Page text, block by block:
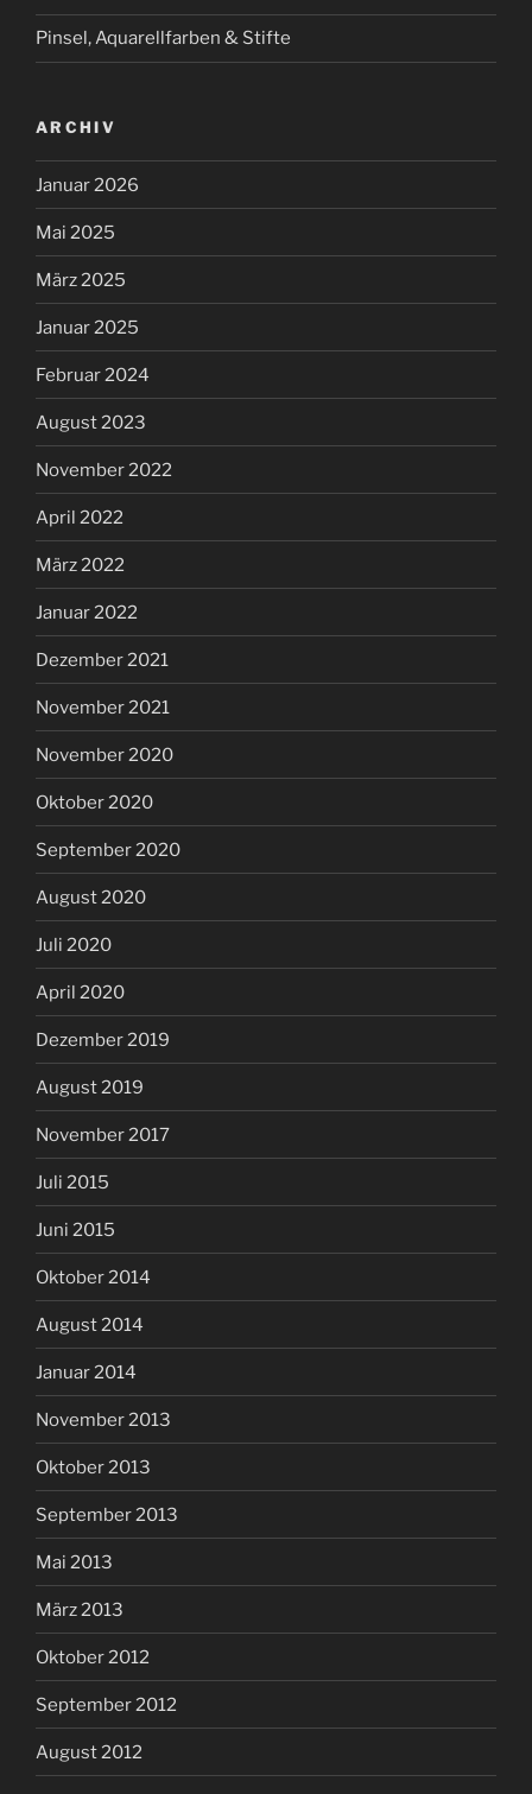
Pinsel, Aquarellfarben & Stifte
ARCHIV
Januar 2026
Mai 2025
März 2025
Januar 2025
Februar 2024
August 2023
November 2022
April 2022
März 2022
Januar 2022
Dezember 2021
November 2021
November 2020
Oktober 2020
September 2020
August 2020
Juli 2020
April 2020
Dezember 2019
August 2019
November 2017
Juli 2015
Juni 2015
Oktober 2014
August 2014
Januar 2014
November 2013
Oktober 2013
September 2013
Mai 2013
März 2013
Oktober 2012
September 2012
August 2012